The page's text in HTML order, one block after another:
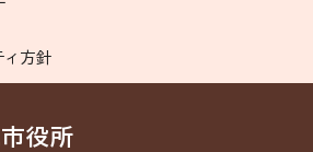
ィ方針
役所